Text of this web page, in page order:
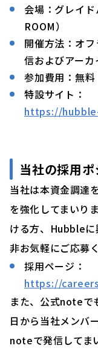
会場：グレイ
ROOM）
開催方法：オ
信およびアー
参加費用：無料
特設サイト：
https://
当社の採用
当社は本資金調達
を強化してまいり
ける方、Hubbleに
非お気軽にご応募
採用ページ：
https://
また、公式noteで
日から当社メンバ
noteで発信してま